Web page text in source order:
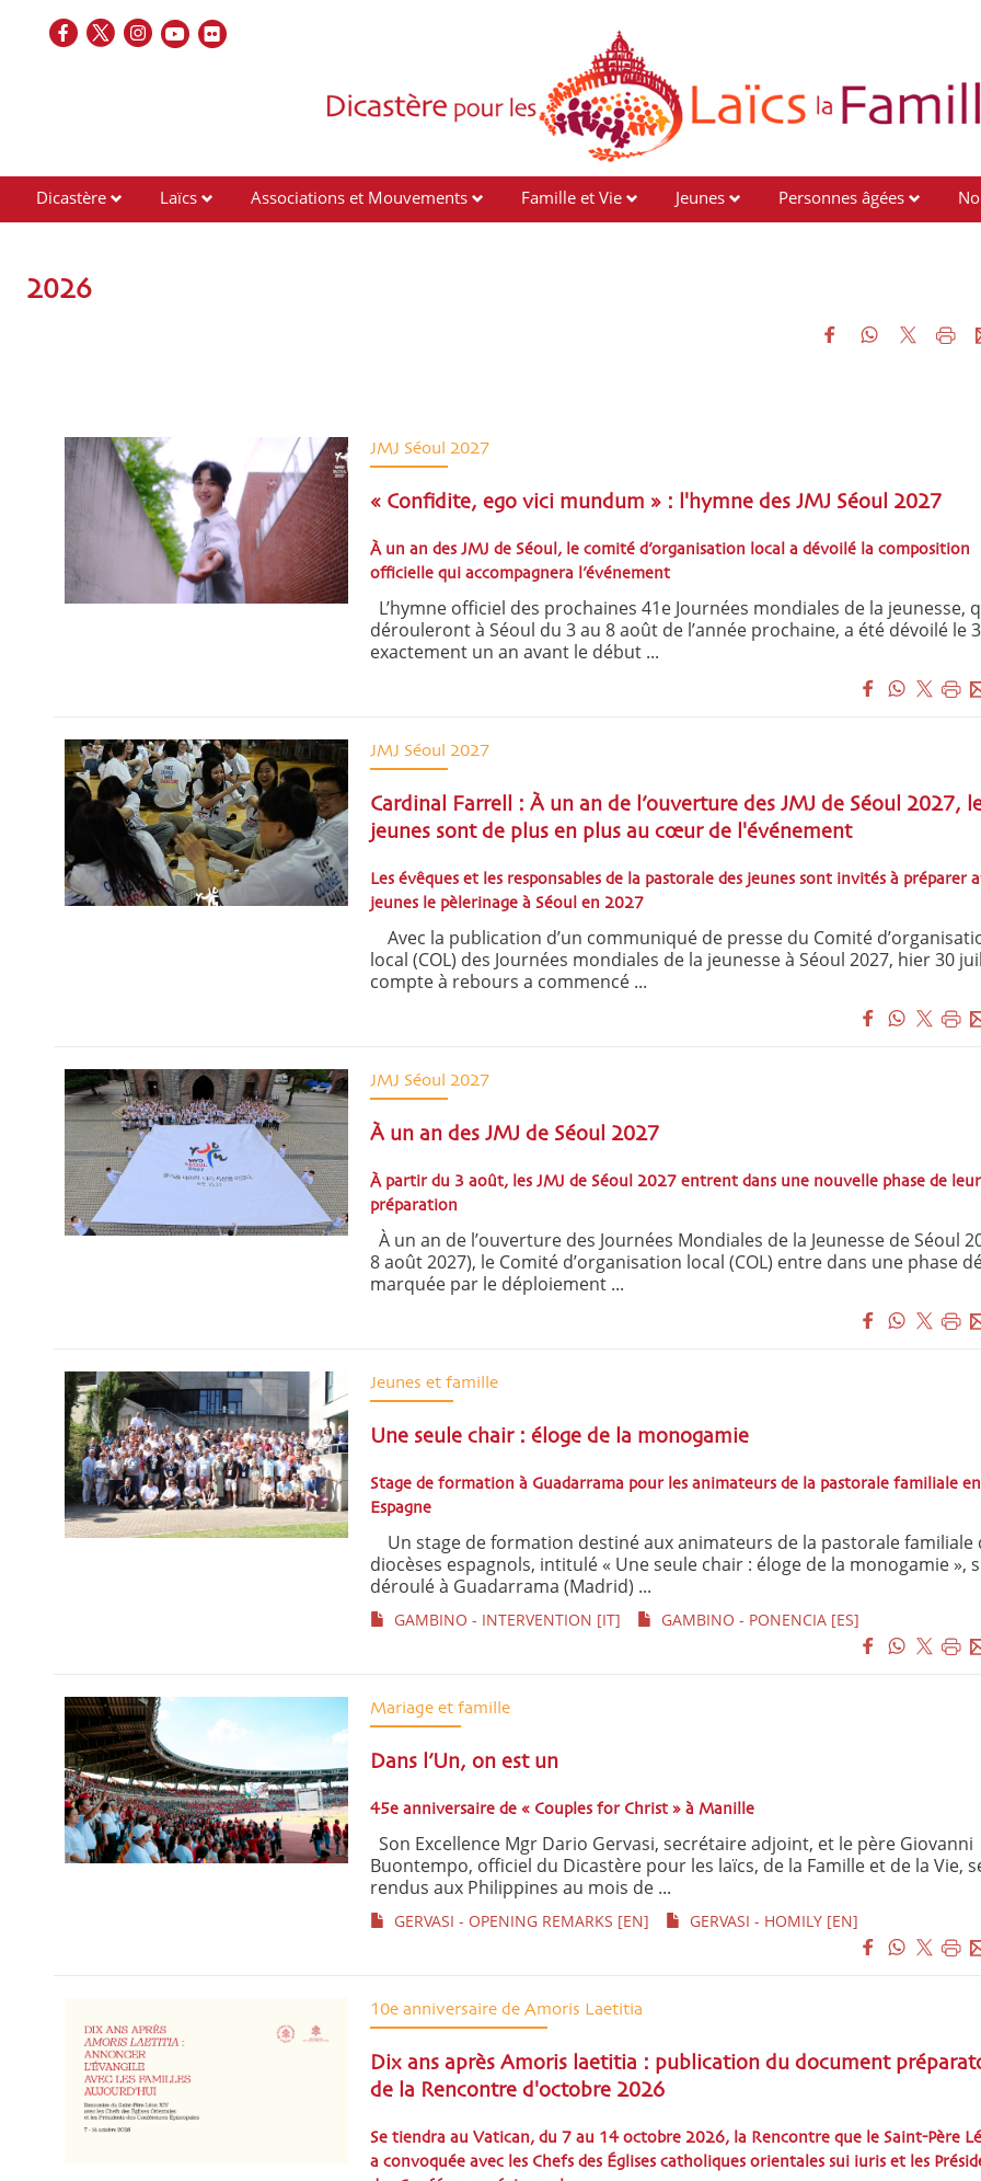
Dicastère Laïcs Associations et Mouvements Famille et Vie Jeunes Personnes âgées
2026
JMJ Séoul 2027
« Confidite, ego vici mundum » : l'hymne des JMJ Séoul 2027
À un an des JMJ de Séoul, le comité d’organisation local a dévoilé la composition
officielle qui accompagnera l’événement
L’hymne officiel des prochaines 41e Journées mondiales de la jeunesse,
dérouleront à Séoul du 3 au 8 août de l’année prochaine, a été dévoilé le
exactement un an avant le début ...
JMJ Séoul 2027
Cardinal Farrell : À un an de l’ouverture des JMJ de Séoul 2027,
jeunes sont de plus en plus au cœur de l'événement
Les évêques et les responsables de la pastorale des jeunes sont invités à préparer
jeunes le pèlerinage à Séoul en 2027
Avec la publication d’un communiqué de presse du Comité
local (COL) des Journées mondiales de la jeunesse à Séoul 2027, hier 30
compte à rebours a commencé ...
JMJ Séoul 2027
À un an des JMJ de Séoul 2027
À partir du 3 août, les JMJ de Séoul 2027 entrent dans une nouvelle phase de leur
préparation
À un an de l’ouverture des Journées Mondiales de la Jeunesse de Séoul
8 août 2027), le Comité d’organisation local (COL) entre dans une phase
marquée par le déploiement ...
Jeunes et famille
Une seule chair : éloge de la monogamie
Stage de formation à Guadarrama pour les animateurs de la pastorale familiale en
Espagne
Un stage de formation destiné aux animateurs de la pastorale familiale
diocèses espagnols, intitulé « Une seule chair : éloge de la monogamie »,
déroulé à Guadarrama (Madrid) ...
GAMBINO - INTERVENTION [IT] GAMBINO - PONENCIA [ES]
Mariage et famille
Dans l’Un, on est un
45e anniversaire de « Couples for Christ » à Manille
Son Excellence Mgr Dario Gervasi, secrétaire adjoint, et le père Giovanni
Buontempo, officiel du Dicastère pour les laïcs, de la Famille et de la Vie,
rendus aux Philippines au mois de ...
GERVASI - OPENING REMARKS [EN] GERVASI - HOMILY [EN]
10e anniversaire de Amoris Laetitia
Dix ans après Amoris laetitia : publication du document
de la Rencontre d'octobre 2026
Se tiendra au Vatican, du 7 au 14 octobre 2026, la Rencontre que le Saint-Père
a convoquée avec les Chefs des Églises catholiques orientales sui iuris et les